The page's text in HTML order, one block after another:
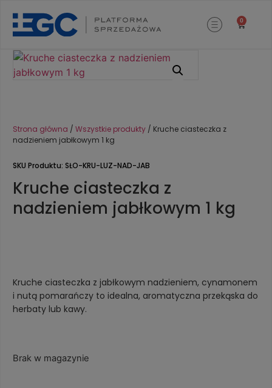
0
Strona główna / Wszystkie produkty / Kruche ciasteczka z
nadzieniem jabłkowym 1 kg
SKU Produktu: SŁO-KRU-LUZ-NAD-JAB
Kruche ciasteczka z
nadzieniem jabłkowym 1 kg
Kruche ciasteczka z jabłkowym nadzieniem, cynamonem
i nutą pomarańczy to idealna, aromatyczna przekąska do
herbaty lub kawy.
Brak w magazynie